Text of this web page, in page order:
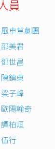
員
風車草劇團
邵美君
鄧世昌
陳鎮東
梁子峰
歐陽翰奇
譚柏烜
伍行